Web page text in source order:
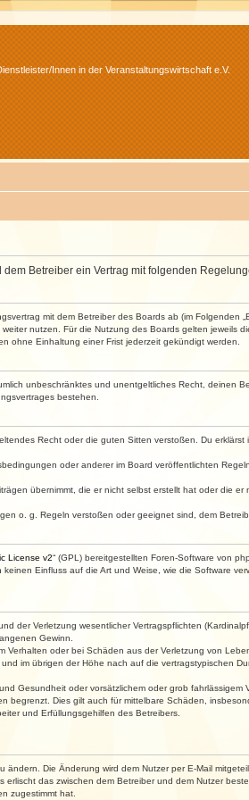
Innen in der Veranstaltungswirtschaft e.V.
dem Betreiber ein Vertrag mit folgenden
mit dem Betreiber des Boards ab (im
nutzen. Für die Nutzung des Boards gelten jeweils
ohne Einhaltung einer Frist jederzeit gekündigt werden.
unbeschränktes und unentgeltliches Recht, deinen
bestehen.
Recht oder die guten Sitten verstoßen. Du
oder anderer im Board veröffentlichten
übernimmt, die er nicht selbst erstellt hat oder die
o. g. Regeln verstoßen oder geeignet sind, dem
License v2“ (GPL) bereitgestellten Foren-Software von
Einfluss auf die Art und Weise, wie die Software
der Verletzung wesentlicher Vertragspflichten
Gewinn.
oder bei Schäden aus der Verletzung von
im übrigen der Höhe nach auf die vertragstypischen
Gesundheit oder vorsätzlichem oder grob
begrenzt. Dies gilt auch für mittelbare Schäden,
und Erfüllungsgehilfen des Betreibers.
Die Änderung wird dem Nutzer per E-Mail
das zwischen dem Betreiber und dem Nutzer
zugestimmt hat.